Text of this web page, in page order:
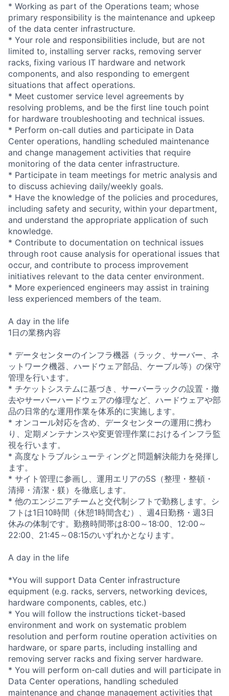
* Working as part of the Operations team; whose
primary responsibility is the maintenance and upkeep
of the data center infrastructure.
* Your role and responsibilities include, but are not
limited to, installing server racks, removing server
racks, fixing various IT hardware and network
components, and also responding to emergent
situations that affect operations.
* Meet customer service level agreements by
resolving problems, and be the first line touch point
for hardware troubleshooting and technical issues.
* Perform on-call duties and participate in Data
Center operations, handling scheduled maintenance
and change management activities that require
monitoring of the data center infrastructure.
* Participate in team meetings for metric analysis and
to discuss achieving daily/weekly goals.
* Have the knowledge of the policies and procedures,
including safety and security, within your department,
and understand the appropriate application of such
knowledge.
* Contribute to documentation on technical issues
through root cause analysis for operational issues that
occur, and contribute to process improvement
initiatives relevant to the data center environment.
* More experienced engineers may assist in training
less experienced members of the team.
A day in the life
1日の業務内容
* データセンターのインフラ機器（ラック、サーバー、ネ
ットワーク機器、ハードウェア部品、ケーブル等）の保守
管理を行います。
* チケットシステムに基づき、サーバーラックの設置・撤
去やサーバーハードウェアの修理など、ハードウェアや部
品の日常的な運用作業を体系的に実施します。
* オンコール対応を含め、データセンターの運用に携わ
り、定期メンテナンスや変更管理作業におけるインフラ監
視を行います。
* 高度なトラブルシューティングと問題解決能力を発揮し
ます。
* サイト管理に参画し、運用エリアの5S（整理・整頓・
清掃・清潔・躾）を徹底します。
* 他のエンジニアチームと交代制シフトで勤務します。シ
フトは1日10時間（休憩1時間含む）、週4日勤務・週3日
休みの体制です。勤務時間帯は8:00～18:00、12:00～
22:00、21:45～08:15のいずれかとなります。
A day in the life
*You will support Data Center infrastructure
equipment (e.g. racks, servers, networking devices,
hardware components, cables, etc.)
* You will follow the instructions ticket-based
environment and work on systematic problem
resolution and perform routine operation activities on
hardware, or spare parts, including installing and
removing server racks and fixing server hardware.
* You will perform on-call duties and will participate in
Data Center operations, handling scheduled
maintenance and change management activities that